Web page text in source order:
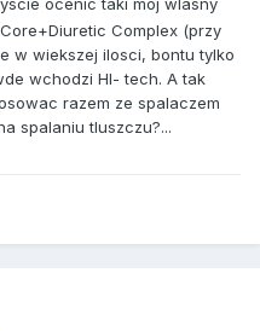
ocenic taki moj wlasny
Complex (przy
w wiekszej ilosci, bontu tylko
wchodzi HI- tech. A tak
razem ze spalaczem
spalaniu tluszczu?...